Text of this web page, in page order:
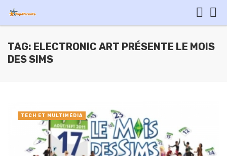
TAG: ELECTRONIC ART PRÉSENTE LE MOIS
DES SIMS
TECH ET MULTIMÉDIA